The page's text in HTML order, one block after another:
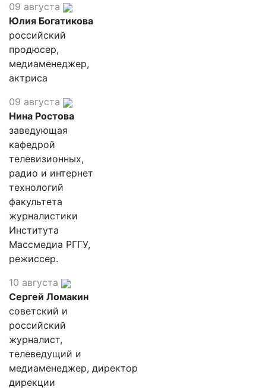
09 августа
Юлия Богатикова
российский
продюсер,
медиаменеджер,
актриса
09 августа
Нина Ростова
заведующая
кафедрой
телевизионных,
радио и интернет
технологий
факультета
журналистики
Института
Массмедиа РГГУ,
режиссер.
10 августа
Сергей Ломакин
советский и
российский
журналист,
телеведущий и
медиаменеджер, директор
дирекции